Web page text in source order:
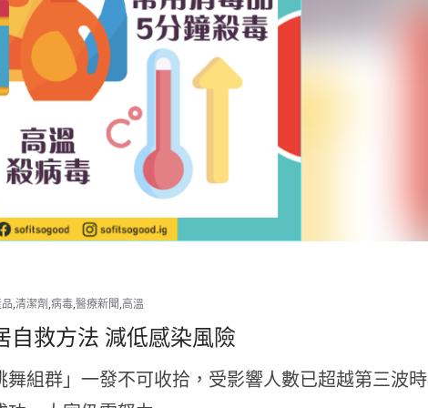
,清潔劑,病毒,醫療新聞,高溫
自救方法 減低感染風險
組群」一發不可收拾，受影響人數已超越第三波時